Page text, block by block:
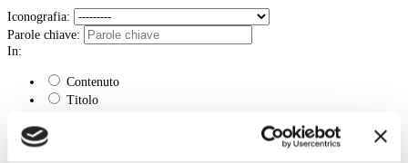
Iconografia:
Parole chiave:
In:
Contenuto
Titolo
Tipo:
Cerca